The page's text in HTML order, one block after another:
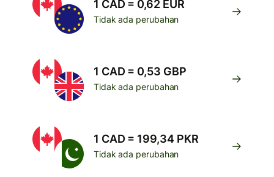
1 CAD = 0,62 EUR
Tidak ada perubahan
1 CAD = 0,53 GBP
Tidak ada perubahan
1 CAD = 199,34 PKR
Tidak ada perubahan